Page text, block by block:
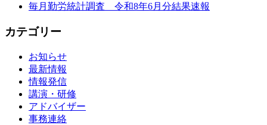
毎月勤労統計調査 令和8年6月分結果速報
カテゴリー
お知らせ
最新情報
情報発信
講演・研修
アドバイザー
事務連絡